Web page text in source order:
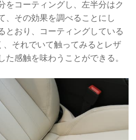
をコーティングし、左半分はク
、その効果を調べることにし
とおり、コーティングしている
それでいて触ってみるとレザ
た感触を味わうことができる。